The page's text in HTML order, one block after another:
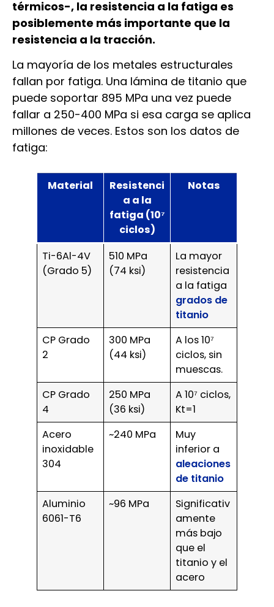
térmicos-, la resistencia a la fatiga es
posiblemente más importante que la
resistencia a la tracción.
La mayoría de los metales estructurales
fallan por fatiga. Una lámina de titanio que
puede soportar 895 MPa una vez puede
fallar a 250-400 MPa si esa carga se aplica
millones de veces. Estos son los datos de
fatiga:
Material
Resistenci
a a la
fatiga (10⁷
ciclos)
Notas
Ti-6Al-4V
(Grado 5)
510 MPa
(74 ksi)
La mayor
resistencia
a la fatiga
grados de
titanio
CP Grado
2
300 MPa
(44 ksi)
A los 10⁷
ciclos, sin
muescas.
CP Grado
4
250 MPa
(36 ksi)
A 10⁷ ciclos,
Kt=1
Acero
inoxidable
304
~240 MPa
Muy
inferior a
aleaciones
de titanio
Aluminio
6061-T6
~96 MPa
Significativ
amente
más bajo
que el
titanio y el
acero